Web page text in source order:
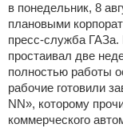
в понедельник, 8
плановыми
пресс-служба ГАЗа.
простаивал две
полностью работы
рабочие готовили
NN», которому
коммерческого